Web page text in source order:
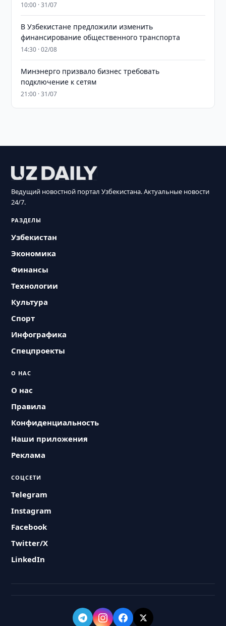
10:00 · 31/07
В Узбекистане предложили изменить
финансирование общественного транспорта
14:30 · 02/08
Минэнерго призвало бизнес требовать
подключение к сетям
21:00 · 31/07
Ведущий новостной портал Узбекистана. Актуальные новости
24/7.
РАЗДЕЛЫ
Узбекистан
Экономика
Финансы
Технологии
Культура
Спорт
Инфографика
Спецпроекты
О НАС
О нас
Правила
Конфиденциальность
Наши приложения
Реклама
СОЦСЕТИ
Telegram
Instagram
Facebook
Twitter/X
LinkedIn